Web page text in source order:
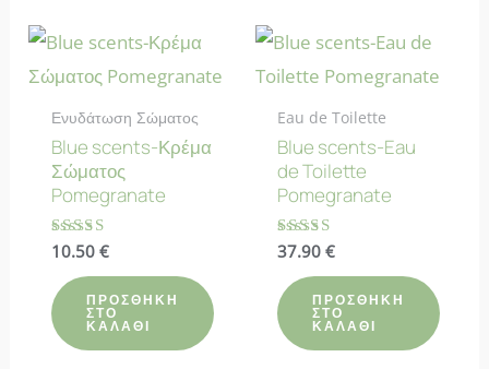
Ενυδάτωση Σώματος
Blue scents-Κρέμα
Σώματος
Pomegranate
Βαθμολογήθηκε
με
4.80
από 5
10.50 €
ΠΡΟΣΘΉΚΗ
ΣΤΟ
ΚΑΛΆΘΙ
Eau de Toilette
Blue scents-Eau
de Toilette
Pomegranate
Βαθμολογήθηκε
με
4.83
από 5
37.90€
ΠΡΟΣΘΉΚΗ
ΣΤΟ
ΚΑΛΆΘΙ